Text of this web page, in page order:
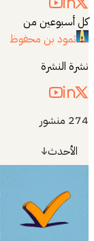
كل أسبوعين من
ثمود بن محفوظ
نشرة النشرة
274 منشور
الأحدث